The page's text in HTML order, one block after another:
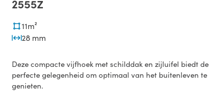
2555Z
11m²
28 mm
Deze compacte vijfhoek met schilddak en zijluifel biedt de
perfecte gelegenheid om optimaal van het buitenleven te
genieten.